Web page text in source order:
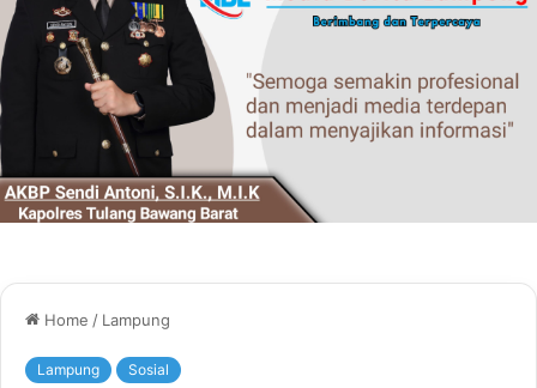
Home / Lampung
Lampung Sosial